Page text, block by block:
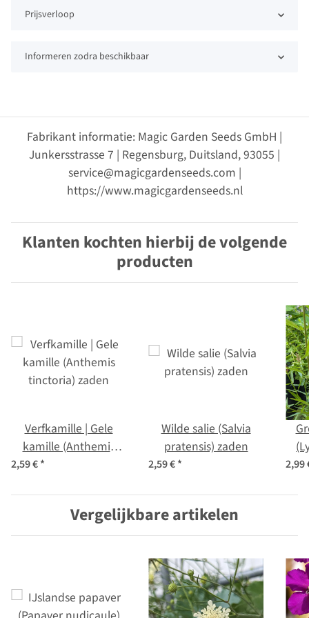
Prijsverloop
Informeren zodra beschikbaar
Fabrikant informatie: Magic Garden Seeds GmbH |
Junkersstrasse 7 | Regensburg, Duitsland, 93055 |
service@magicgardenseeds.com |
https://www.magicgardenseeds.nl
Klanten kochten hierbij de volgende
producten
Verfkamille | Gele
kamille (Anthemis
tinctoria) zaden
2,59 €*
Wilde salie (Salvia
pratensis) zaden
2,59 €* 2,99
Vergelijkbare artikelen